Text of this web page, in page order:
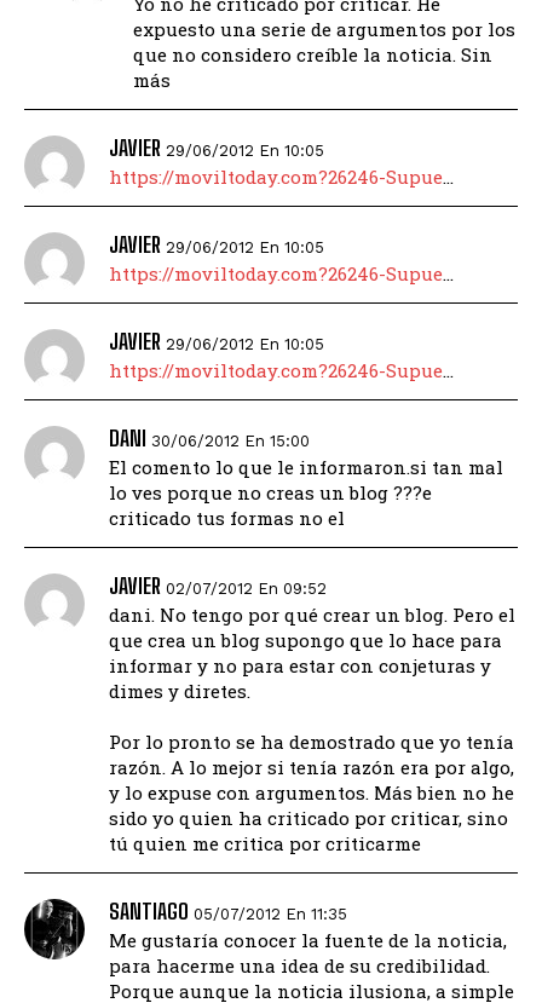
expuesto una serie de argumentos por los
que no considero creíble la noticia. Sin
más
JAVIER 29/06/2012 En 10:05
https://moviltoday.com?26246-Supue…
JAVIER 29/06/2012 En 10:05
https://moviltoday.com?26246-Supue…
JAVIER 29/06/2012 En 10:05
https://moviltoday.com?26246-Supue…
DANI 30/06/2012 En 15:00
El comento lo que le informaron.si tan mal
lo ves porque no creas un blog ???e
criticado tus formas no el
JAVIER 02/07/2012 En 09:52
dani. No tengo por qué crear un blog. Pero el
que crea un blog supongo que lo hace para
informar y no para estar con conjeturas y
dimes y diretes.
Por lo pronto se ha demostrado que yo tenía
razón. A lo mejor si tenía razón era por algo,
y lo expuse con argumentos. Más bien no he
sido yo quien ha criticado por criticar, sino
tú quien me critica por criticarme
SANTIAGO 05/07/2012 En 11:35
Me gustaría conocer la fuente de la noticia,
para hacerme una idea de su credibilidad.
Porque aunque la noticia ilusiona, a simple